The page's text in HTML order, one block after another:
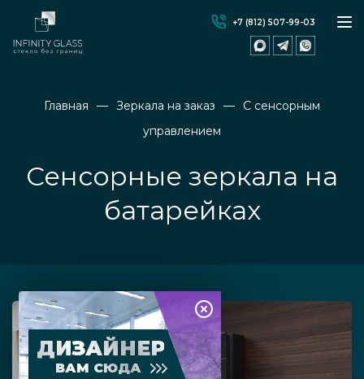
+7 (812) 507-99-03
Главная Зеркала на заказ
С сенсорным
управлением
Сенсорные зеркала на
батарейках
ДИЗАЙНЕР
ВАМ СЮДА